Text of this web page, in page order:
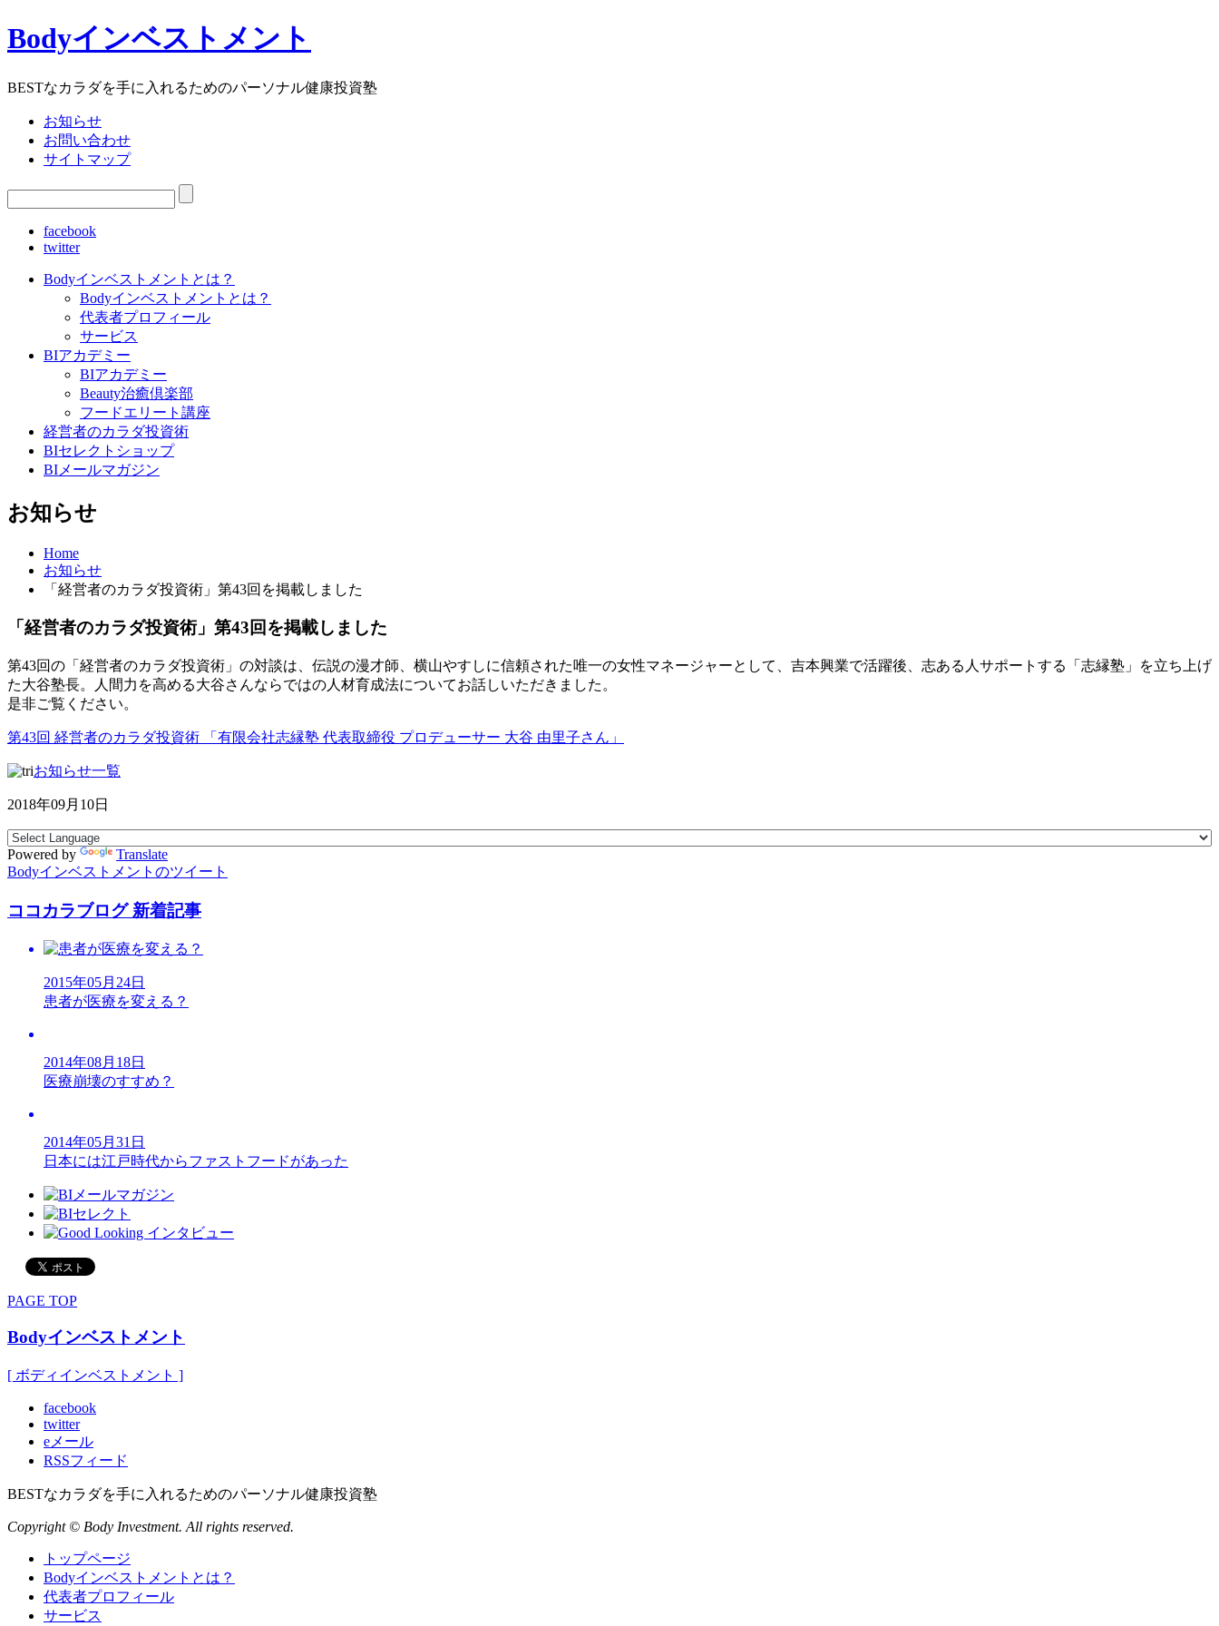
Bodyインベストメント
BESTなカラダを手に入れるためのパーソナル健康投資塾
お知らせ
お問い合わせ
サイトマップ
facebook
twitter
Bodyインベストメントとは？
Bodyインベストメントとは？
代表者プロフィール
サービス
BIアカデミー
BIアカデミー
Beauty治癒倶楽部
フードエリート講座
経営者のカラダ投資術
BIセレクトショップ
BIメールマガジン
お知らせ
Home
お知らせ
「経営者のカラダ投資術」第43回を掲載しました
「経営者のカラダ投資術」第43回を掲載しました
第43回の「経営者のカラダ投資術」の対談は、 伝説の漫才師、横山やすしに信頼された唯一の女性マネージャーとして、吉本興業で活躍後、志ある人サポートする「志縁塾」を立ち上げ
た大谷塾長。人間力を高める大谷さんならではの人材育成法についてお話しいただきました。
是非ご覧ください。
第43回 経営者のカラダ投資術 「有限会社志縁塾 代表取締役 プロデューサー 大谷 由里子さん」
お知らせ一覧
2018年09月10日
Powered by
Translate
Bodyインベストメントのツイート
ココカラブログ 新着記事
2015年05月24日
患者が医療を変える？
2014年08月18日
医療崩壊のすすめ？
2014年05月31日
日本には江戸時代からファストフードがあった
PAGE TOP
Bodyインベストメント
[ ボディインベストメント ]
facebook
twitter
eメール
RSSフィード
BESTなカラダを手に入れるためのパーソナル健康投資塾
Copyright © Body Investment. All rights reserved.
トップページ
Bodyインベストメントとは？
代表者プロフィール
サービス